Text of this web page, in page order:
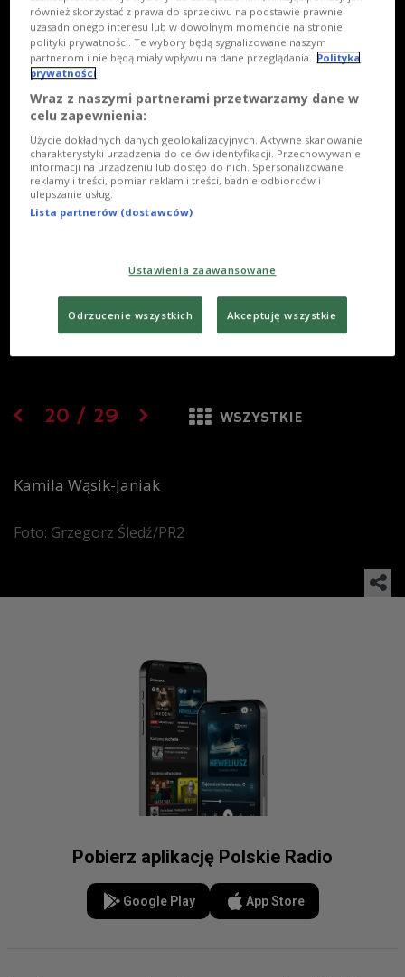
20 / 29 WSZYSTKIE
Kamila Wąsik-Janiak
Foto: Grzegorz Śledź/PR2
Pobierz aplikację Polskie Radio
Google Play App Store
również skorzystać z prawa do sprzeciwu na podstawie prawnie
uzasadnionego interesu lub w dowolnym momencie na stronie
polityki prywatności. Te wybory będą sygnalizowane naszym
partnerom i nie będą miały wpływu na dane przeglądania. Polityka
prywatności
Wraz z naszymi partnerami przetwarzamy dane w
celu zapewnienia:
Użycie dokładnych danych geolokalizacyjnych. Aktywne skanowanie
charakterystyki urządzenia do celów identyfikacji. Przechowywanie
informacji na urządzeniu lub dostęp do nich. Spersonalizowane
reklamy i treści, pomiar reklam i treści, badnie odbiorców i
ulepszanie usług.
Lista partnerów (dostawców)
Ustawienia zaawansowane
Odrzucenie wszystkich Akceptuję wszystkie